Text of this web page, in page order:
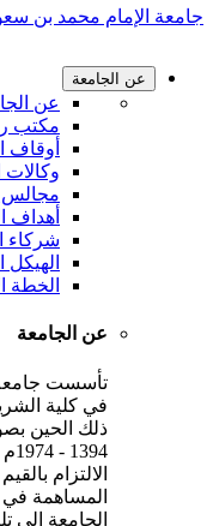
جامعة الإمام محمد بن
عن الجامعة
عن
مكتب
أوقاف
وكالات
مجالس
أهداف
شركاء
الهيكل
الخطة
عن الجامعة
تأسست جامعة
ذلك الحين
الالتزام
المساهمة
الجامعة إلى